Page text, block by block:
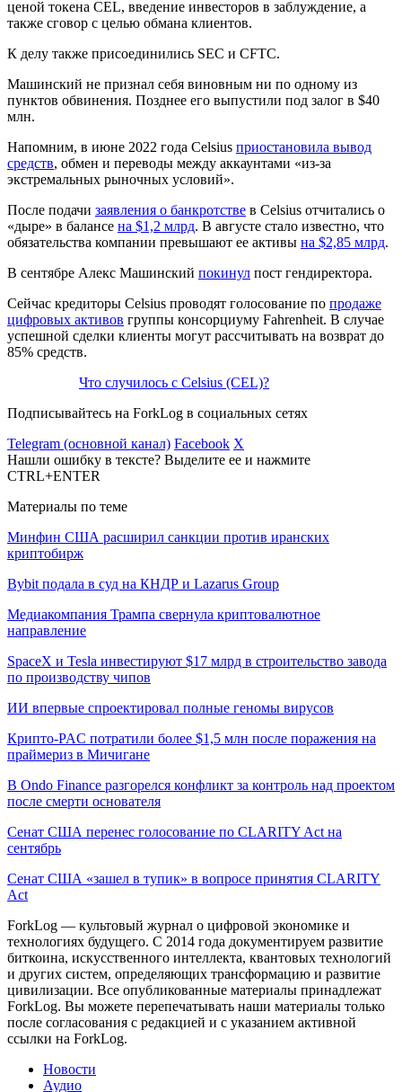
ценой токена CEL, введение инвесторов в заблуждение, а
также сговор с целью обмана клиентов.
К делу также присоединились SEC и CFTC.
Машинский не признал себя виновным ни по одному из
пунктов обвинения. Позднее его выпустили под залог в $40
млн.
Напомним, в июне 2022 года Celsius приостановила вывод
средств, обмен и переводы между аккаунтами «из-за
экстремальных рыночных условий».
После подачи заявления о банкротстве в Celsius отчитались о
«дыре» в балансе на $1,2 млрд. В августе стало известно, что
обязательства компании превышают ее активы на $2,85 млрд.
В сентябре Алекс Машинский покинул пост гендиректора.
Сейчас кредиторы Celsius проводят голосование по продаже
цифровых активов группы консорциуму Fahrenheit. В случае
успешной сделки клиенты могут рассчитывать на возврат до
85% средств.
Что случилось с Celsius (CEL)?
Подписывайтесь на ForkLog в социальных сетях
Telegram (основной канал) Facebook X
Нашли ошибку в тексте? Выделите ее и нажмите
CTRL+ENTER
Материалы по теме
Минфин США расширил санкции против иранских
криптобирж
Bybit подала в суд на КНДР и Lazarus Group
Медиакомпания Трампа свернула криптовалютное
направление
SpaceX и Tesla инвестируют $17 млрд в строительство завода
по производству чипов
ИИ впервые спроектировал полные геномы вирусов
Крипто-PAC потратили более $1,5 млн после поражения на
праймериз в Мичигане
В Ondo Finance разгорелся конфликт за контроль над проектом
после смерти основателя
Сенат США перенес голосование по CLARITY Act на
сентябрь
Сенат США «зашел в тупик» в вопросе принятия CLARITY
Act
ForkLog — культовый журнал о цифровой экономике и
технологиях будущего. С 2014 года документируем развитие
биткоина, искусственного интеллекта, квантовых технологий
и других систем, определяющих трансформацию и развитие
цивилизации. Все опубликованные материалы принадлежат
ForkLog. Вы можете перепечатывать наши материалы только
после согласования с редакцией и с указанием активной
ссылки на ForkLog.
Новости
Аудио